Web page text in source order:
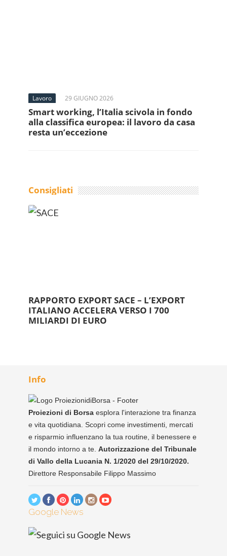
Lavoro 29 GIUGNO 2026
Smart working, l’Italia scivola in fondo
alla classifica europea: il lavoro da casa
resta un’eccezione
Consigliati
RAPPORTO EXPORT SACE – L’EXPORT
ITALIANO ACCELERA VERSO I 700
MILIARDI DI EURO
Info
Proiezioni di Borsa esplora l'interazione tra finanza
e vita quotidiana. Scopri come investimenti, mercati
e risparmio influenzano la tua routine, il benessere e
il mondo intorno a te. Autorizzazione del Tribunale
di Vallo della Lucania N. 1/2020 del 29/10/2020.
Direttore Responsabile Filippo Massimo
Google News